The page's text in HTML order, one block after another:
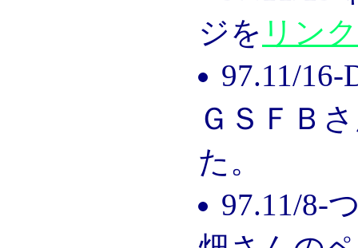
ジを リンク
97.11/
ＧＳＦＢ
た。
97.11/8-